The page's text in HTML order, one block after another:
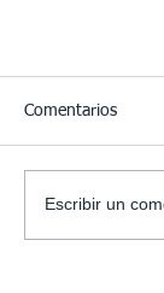
Comentarios
Escribir un